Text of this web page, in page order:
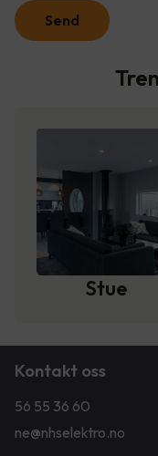
Send
Stue
Kontakt oss
56 55 36 60
ne@nhselektro.no